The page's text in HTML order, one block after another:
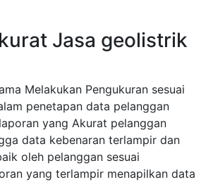
Jasa geolistrik
Melakukan Pengukuran sesuai
penetapan data pelanggan
yang Akurat pelanggan
data kebenaran terlampir dan
oleh pelanggan sesuai
yang terlampir menapilkan data